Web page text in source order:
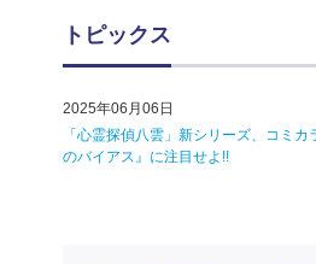
トピックス
2025年06月06日
「心霊探偵八雲」新シリーズ、コミ
のバイアス』に注目せよ!!